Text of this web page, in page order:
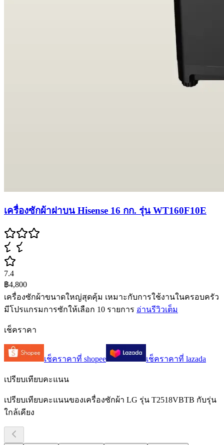
เครื่องซักผ้าฝาบน Hisense 16 กก. รุ่น WT160F10E
7.4
฿4,800
เครื่องซักผ้าขนาดใหญ่สุดคุ้ม เหมาะกับการใช้งานในครอบครัว
มีโปรแกรมการซักให้เลือก 10 รายการ อ่านรีวิวเต็ม
เช็คราคา
เช็คราคาที่ shopee เช็คราคาที่ lazada
เปรียบเทียบคะแนน
เปรียบเทียบคะแนนของเครื่องซักผ้า LG รุ่น T2518VBTB กับรุ่น
ใกล้เคียง